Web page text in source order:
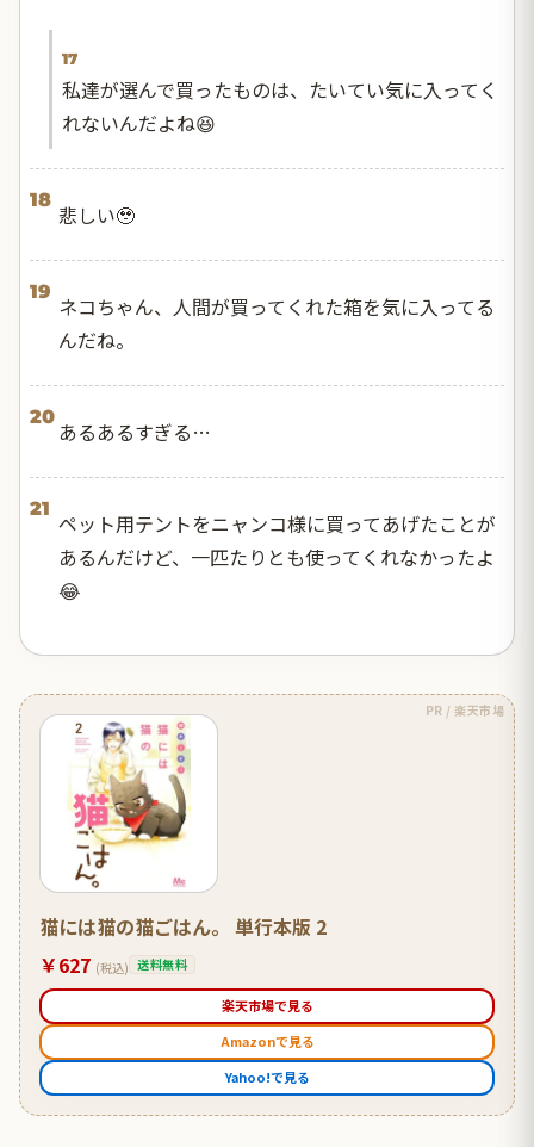
17
私達が選んで買ったものは、たいてい気に入ってく
れないんだよね😆
18
悲しい🥹
19
ネコちゃん、人間が買ってくれた箱を気に入ってる
んだね。
20
あるあるすぎる…
21
ペット用テントをニャンコ様に買ってあげたことが
あるんだけど、一匹たりとも使ってくれなかったよ
😂
PR / 楽天市場
猫には猫の猫ごはん。 単行本版 2
￥627 (税込) 送料無料
楽天市場で見る
Amazonで見る
Yahoo!で見る